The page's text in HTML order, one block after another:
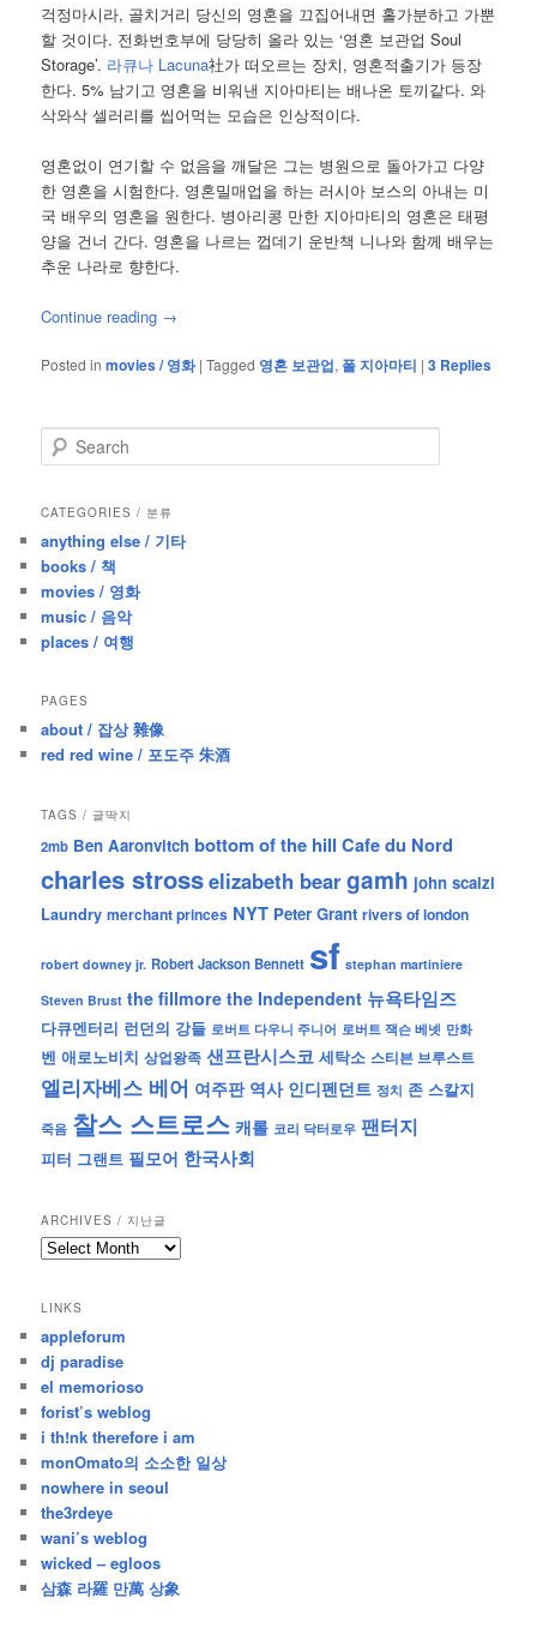
걱정마시라, 골치거리 당신의 영혼을 끄집어내면 홀가분하고 가뿐
할 것이다. 전화번호부에 당당히 올라 있는 ‘영혼 보관업 Soul
Storage’. 라큐나 Lacuna社가 떠오르는 장치, 영혼적출기가 등장
한다. 5% 남기고 영혼을 비워낸 지아마티는 배나온 토끼같다. 와
삭와삭 셀러리를 씹어먹는 모습은 인상적이다.
영혼없이 연기할 수 없음을 깨달은 그는 병원으로 돌아가고 다양
한 영혼을 시험한다. 영혼밀매업을 하는 러시아 보스의 아내는 미
국 배우의 영혼을 원한다. 병아리콩 만한 지아마티의 영혼은 태평
양을 건너 간다. 영혼을 나르는 껍데기 운반책 니나와 함께 배우는
추운 나라로 향한다.
Continue reading →
Posted in movies / 영화 |Tagged 영혼 보관업, 폴 지아마티 |3 Replies
e
r
h
CATEGORIES / 분류
anything else / 기타
books / 책
movies / 영화
music / 음악
places / 여행
PAGES
about / 잡상 雜像
red red wine / 포도주 朱酒
TAGS / 글딱지
2mb Ben Aaronvitch bottom of the hill Cafe du Nord
charles strosselizabeth beargamh john scalzi
Laundry merchant princes NYT Peter Grant rivers of london
robert downey jr. Robert Jackson Bennett sf stephan martiniere
Steven Brust the fillmore the Independent 뉴욕타임즈
다큐멘터리 런던의 강들 로버트 다우니 주니어 로버트 잭슨 베넷 만화
벤 애로노비치 상업왕족 샌프란시스코 세탁소 스티븐 브루스트
엘리자베스 베어 여주판 역사 인디펜던트 정치 존 스칼지
죽음 찰스 스트로스 캐롤 코리 닥터로우 팬터지
피터 그랜트 필모어 한국사회
ARCHIVES / 지난글
archives
난
글
LINKS
appleforum
dj paradise
el memorioso
forist’s weblog
i th!nk therefore i am
monOmato의 소소한 일상
nowhere in seoul
the3rdeye
wani’s weblog
wicked – egloos
삼森 라羅 만萬 상象